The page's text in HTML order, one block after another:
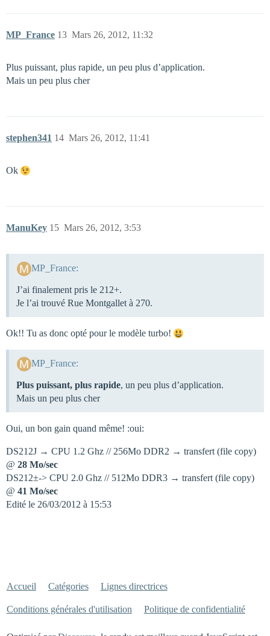
MP_France Mars 26, 2012, 11:32
13
Plus puissant, plus rapide, un peu plus d’application.
Mais un peu plus cher
stephen341 Mars 26, 2012, 11:41
14
Ok
ManuKey Mars 26, 2012, 3:53
15
MP_France:
J’ai finalement pris le 212+.
Je l’ai trouvé Rue Montgallet à 270.
Ok!! Tu as donc opté pour le modèle turbo!
MP_France:
Plus puissant, plus rapide, un peu plus d’application.
Mais un peu plus cher
Oui, un bon gain quand même! :oui:
DS212J → CPU 1.2 Ghz // 256Mo DDR2 → transfert (file copy)
@ 28 Mo/sec
DS212±-> CPU 2.0 Ghz // 512Mo DDR3 → transfert (file copy)
@ 41 Mo/sec
Edité le 26/03/2012 à 15:53
Accueil Catégories Lignes directrices
Conditions générales d'utilisation Politique de confidentialité